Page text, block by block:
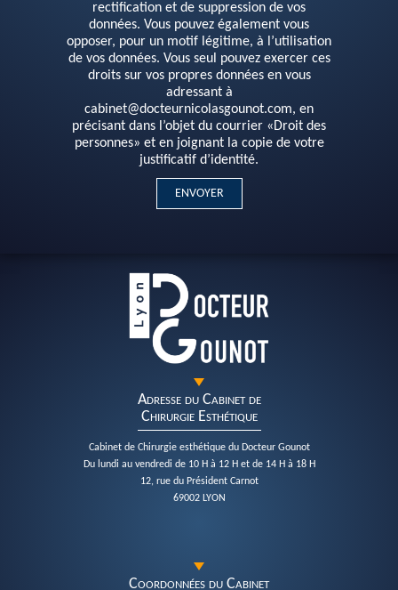
rectification et de suppression de vos
données. Vous pouvez également vous
opposer, pour un motif légitime, à l’utilisation
de vos données. Vous seul pouvez exercer ces
droits sur vos propres données en vous
adressant à
cabinet@docteurnicolasgounot.com, en
précisant dans l’objet du courrier «Droit des
personnes» et en joignant la copie de votre
justificatif d’identité.
Adresse du Cabinet de
Chirurgie Esthétique
Cabinet de Chirurgie esthétique du Docteur Gounot
Du lundi au vendredi de 10 H à 12 H et de 14 H à 18 H
12, rue du Président Carnot
69002 LYON
Coordonnées du Cabinet